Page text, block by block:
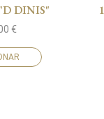
DINIS"
€